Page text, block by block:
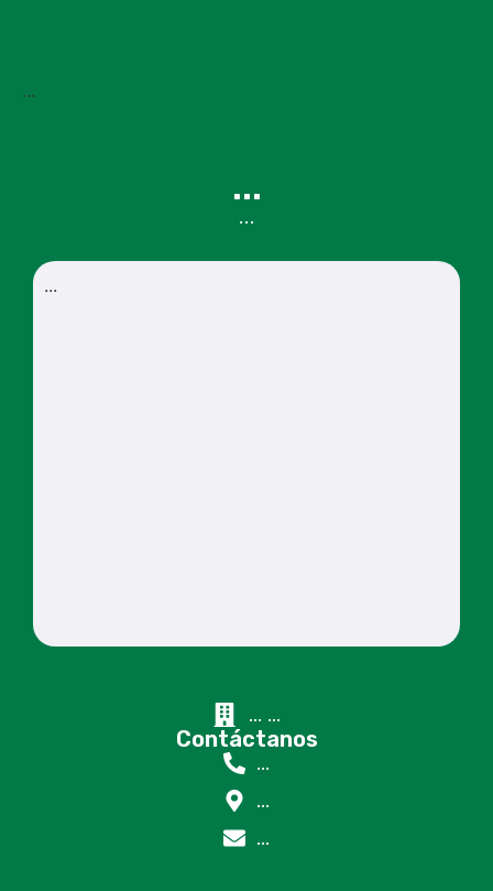
...
...
…
...
... ...
Contáctanos
...
...
...